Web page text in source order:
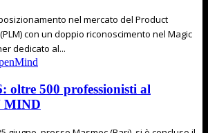
nel mercato del Product
con un doppio riconoscimento nel Magic
dedicato al...
oltre 500 professionisti al
MIND